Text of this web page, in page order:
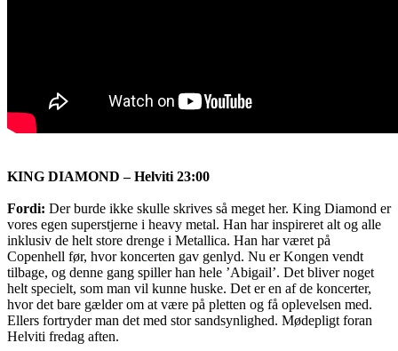
KING DIAMOND – Helviti 23:00
Fordi: Der burde ikke skulle skrives så meget her. King Diamond er
vores egen superstjerne i heavy metal. Han har inspireret alt og alle
inklusiv de helt store drenge i Metallica. Han har været på
Copenhell før, hvor koncerten gav genlyd. Nu er Kongen vendt
tilbage, og denne gang spiller han hele ’Abigail’. Det bliver noget
helt specielt, som man vil kunne huske. Det er en af de koncerter,
hvor det bare gælder om at være på pletten og få oplevelsen med.
Ellers fortryder man det med stor sandsynlighed. Mødepligt foran
Helviti fredag aften.